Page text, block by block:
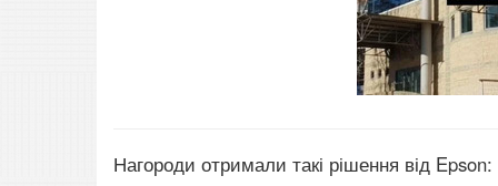
Нагороди отримали такі рішення від Epson: